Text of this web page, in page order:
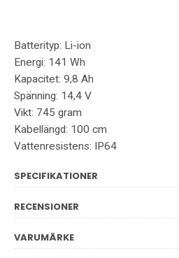
Batterityp: Li-ion
Energi: 141 Wh
Kapacitet: 9,8 Ah
Spänning: 14,4 V
Vikt: 745 gram
Kabellängd: 100 cm
Vattenresistens: IP64
SPECIFIKATIONER
RECENSIONER
VARUMÄRKE